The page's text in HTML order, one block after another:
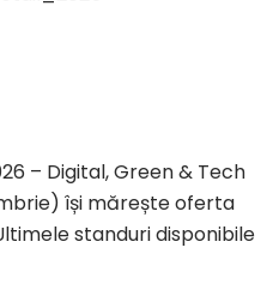
– Digital, Green & Tech
își mărește oferta
standuri disponibile